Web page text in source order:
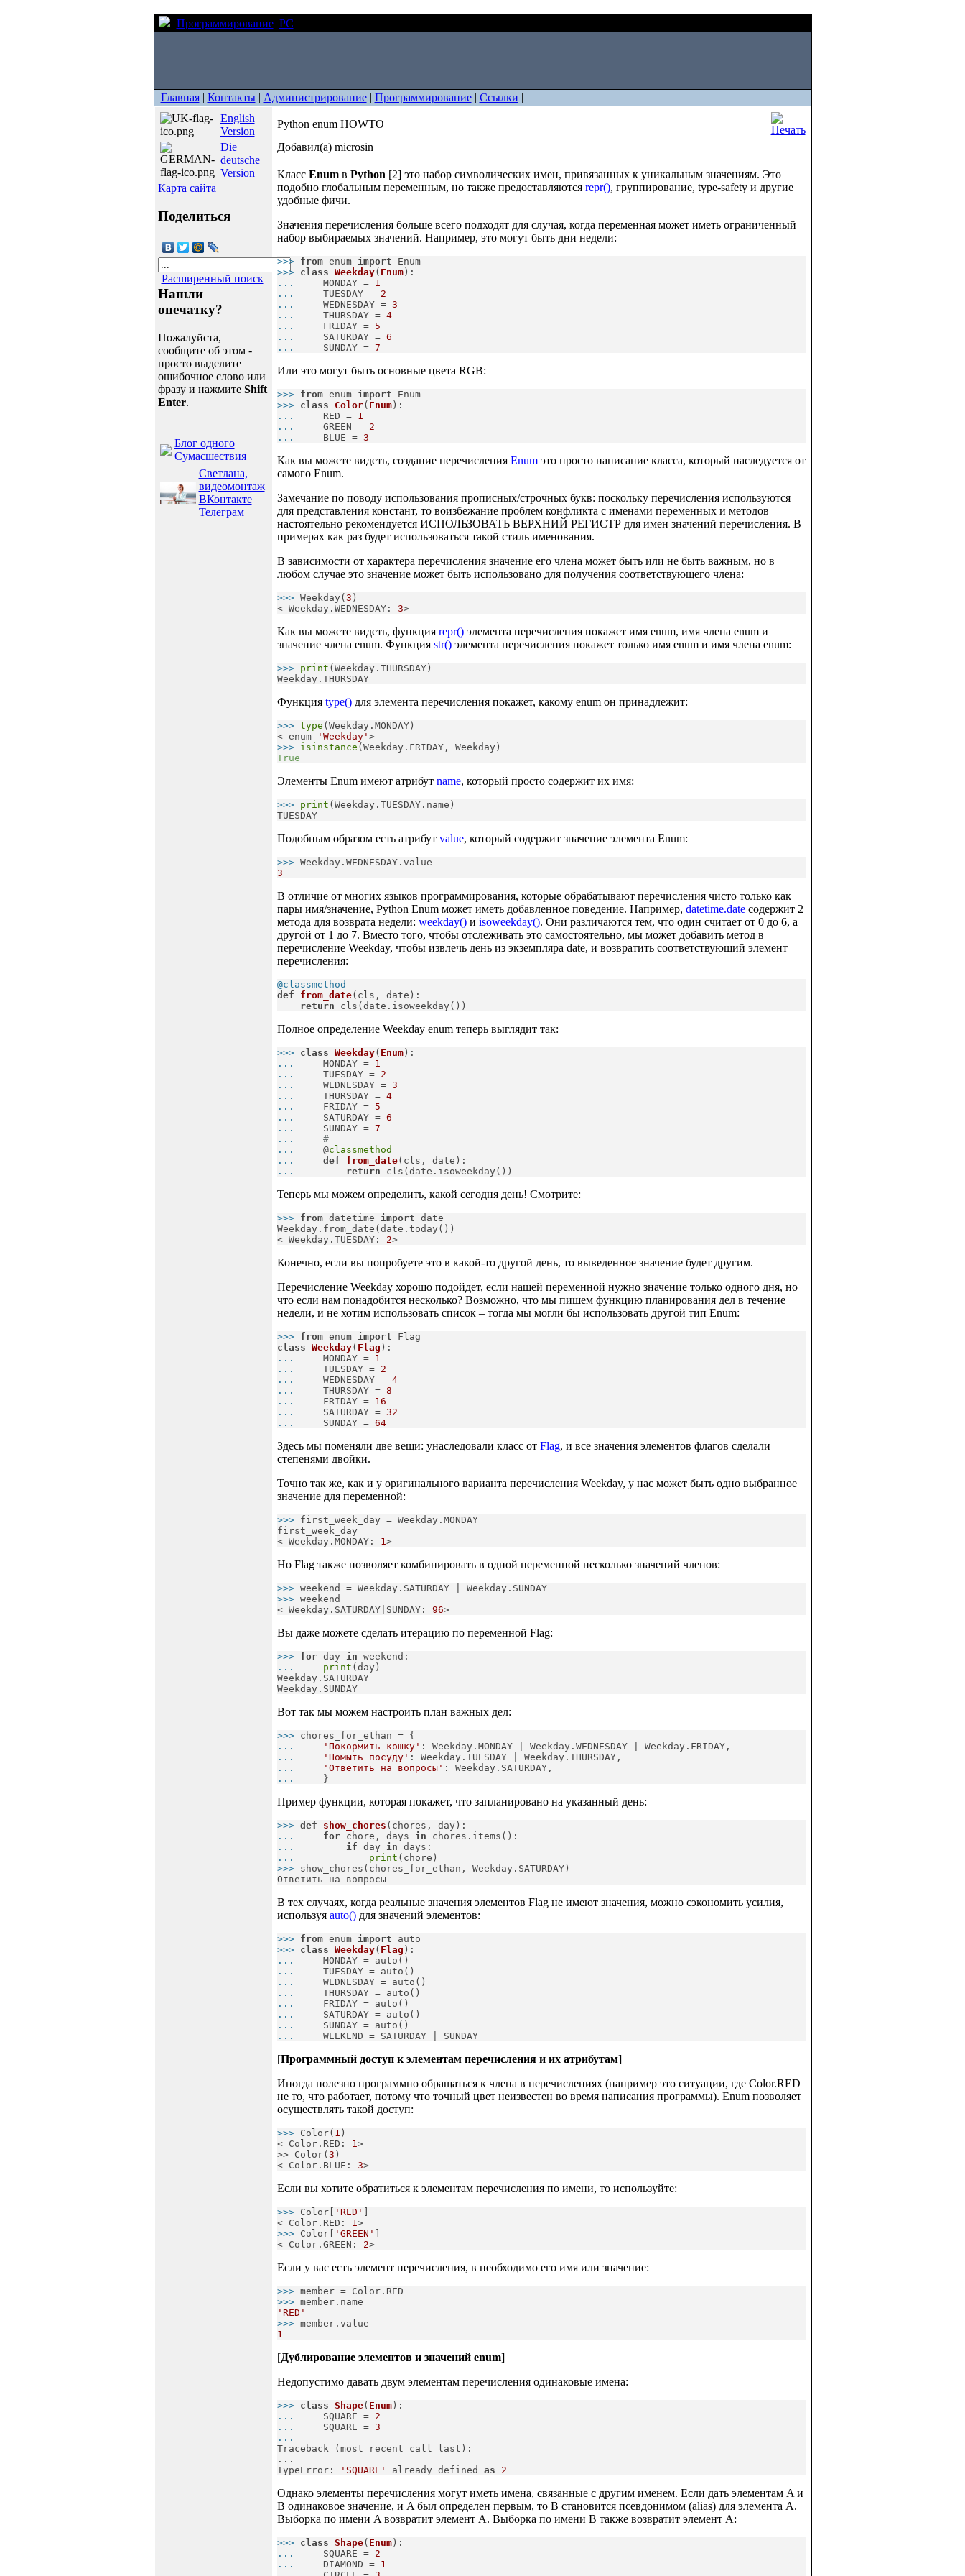
Программирование PC
| Главная| Контакты| Администрирование| Программирование| Ссылки |
English
Version
Die
deutsche
Version
Карта сайта
Поделиться
Расширенный поиск
Нашли
опечатку?
Пожалуйста,
сообщите об этом -
просто выделите
ошибочное слово или
фразу и нажмите Shift
Enter.
Блог одного
Сумасшествия
Светлана,
видеомонтаж
ВКонтакте
Телеграм
Python enum HOWTO
Добавил(а) microsin
Класс Enumв Python [2] это набор символических имен, привязанных к уникальным значениям. Это
подобно глобальным переменным, но также предоставляются repr(), группирование, type-safety и другие
удобные фичи.
Значения перечисления больше всего подходят для случая, когда переменная может иметь ограниченный
набор выбираемых значений. Например, это могут быть дни недели:
>>> from enum import Enum
>>> class Weekday( Enum):
...
    MONDAY =
1
...
    TUESDAY =
2
...
    WEDNESDAY =
3
...
    THURSDAY =
4
...
    FRIDAY =
5
...
    SATURDAY =
6
...
    SUNDAY =
7
Или это могут быть основные цвета RGB:
>>> from enum import Enum
>>> class Color( Enum):
...
    RED =
1
...
    GREEN =
2
...
    BLUE =
3
Как вы можете видеть, создание перечисления Enumэто просто написание класса, который наследуется от
самого Enum.
Замечание по поводу использования прописных/строчных букв: поскольку перечисления используются
для представления констант, то воизбежание проблем конфликта с именами переменных и методов
настоятельно рекомендуется ИСПОЛЬЗОВАТЬ ВЕРХНИЙ РЕГИСТР для имен значений перечисления. В
примерах как раз будет использоваться такой стиль именования.
В зависимости от характера перечисления значение его члена может быть или не быть важным, но в
любом случае это значение может быть использовано для получения соответствующего члена:
>>> Weekday( 3 )
< Weekday.WEDNESDAY: 3>
Как вы можете видеть, функция repr()элемента перечисления покажет имя enum, имя члена enum и
значение члена enum. Функция str()элемента перечисления покажет только имя enum и имя члена enum:
>>> print (Weekday.THURSDAY)
Weekday.THURSDAY
Функция type()для элемента перечисления покажет, какому enum он принадлежит:
>>> type (Weekday.MONDAY)
< enum
'Weekday' >
>>> isinstance (Weekday.FRIDAY, Weekday)
True
Элементы Enum имеют атрибут name, который просто содержит их имя:
>>> print (Weekday.TUESDAY.name)
TUESDAY
Подобным образом есть атрибут value, который содержит значение элемента Enum:
>>> Weekday.WEDNESDAY.value
3
В отличие от многих языков программирования, которые обрабатывают перечисления чисто только как
пары имя/значение, Python Enum может иметь добавленное поведение. Например, datetime.dateсодержит 2
метода для возврата недели: weekday()и isoweekday(). Они различаются тем, что один считает от 0 до 6, а
другой от 1 до 7. Вместо того, чтобы отслеживать это самостоятельно, мы может добавить метод в
перечисление Weekday, чтобы извлечь день из экземпляра date, и возвратить соответствующий элемент
перечисления:
@classmethod
def
from_date( cls, date ):
return cls(date.isoweekday())
Полное определение Weekday enum теперь выглядит так:
>>> class Weekday( Enum):
...
    MONDAY =
1
...
    TUESDAY =
2
...
    WEDNESDAY =
3
...
    THURSDAY =
4
...
    FRIDAY =
5
...
    SATURDAY =
6
...
    SUNDAY =
7
...
#
...
    @
classmethod
...
def from_date( cls, date ):
...
return cls(date.isoweekday())
Теперь мы можем определить, какой сегодня день! Смотрите:
>>> from datetime import date
Weekday.from_date(date.today())
< Weekday.TUESDAY: 2>
Конечно, если вы попробуете это в какой-то другой день, то выведенное значение будет другим.
Перечисление Weekday хорошо подойдет, если нашей переменной нужно значение только одного дня, но
что если нам понадобится несколько? Возможно, что мы пишем функцию планирования дел в течение
недели, и не хотим использовать список – тогда мы могли бы использовать другой тип Enum:
>>> from enum import Flag
class Weekday( Flag ):
...
    MONDAY =
1
...
    TUESDAY =
2
...
    WEDNESDAY =
4
...
    THURSDAY =
8
...
    FRIDAY =
16
...
    SATURDAY =
32
...
    SUNDAY =
64
Здесь мы поменяли две вещи: унаследовали класс от Flag, и все значения элементов флагов сделали
степенями двойки.
Точно так же, как и у оригинального варианта перечисления Weekday, у нас может быть одно выбранное
значение для переменной:
>>> first_week_day = Weekday.MONDAY
first_week_day
< Weekday.MONDAY: 1>
Но Flag также позволяет комбинировать в одной переменной несколько значений членов:
>>> weekend = Weekday.SATURDAY | Weekday.SUNDAY
>>> weekend
< Weekday.SATURDAY|SUNDAY: 96>
Вы даже можете сделать итерацию по переменной Flag:
>>> for day in weekend:
...
print (day)
Weekday.SATURDAY
Weekday.SUNDAY
Вот так мы можем настроить план важных дел:
>>> chores_for_ethan = {
...
'Покормить кошку' : Weekday.MONDAY | Weekday.WEDNESDAY | Weekday.FRIDAY,
...
'Помыть посуду' : Weekday.TUESDAY | Weekday.THURSDAY,
...
'Ответить на вопросы' : Weekday.SATURDAY,
...
    }
Пример функции, которая покажет, что запланировано на указанный день:
>>> def show_chores ( chores, day ):
...
for chore, days in chores.items():
...
if day in days:
...
print (chore)
>>> show_chores(chores_for_ethan, Weekday.SATURDAY)
Ответить на вопросы
В тех случаях, когда реальные значения элементов Flag не имеют значения, можно сэкономить усилия,
используя auto()для значений элементов:
>>> from enum import auto
>>> class Weekday( Flag ):
...
    MONDAY = auto()
...
    TUESDAY = auto()
...
    WEDNESDAY = auto()
...
    THURSDAY = auto()
...
    FRIDAY = auto()
...
    SATURDAY = auto()
...
    SUNDAY = auto()
...
    WEEKEND = SATURDAY | SUNDAY
[Программный доступ к элементам перечисления и их атрибутам]
Иногда полезно программно обращаться к члена в перечислениях (например это ситуации, где Color.RED
не то, что работает, потому что точный цвет неизвестен во время написания программы). Enum позволяет
осуществлять такой доступ:
>>> Color( 1 )
< Color.RED: 1>
>> Color( 3 )
< Color.BLUE: 3>
Если вы хотите обратиться к элементам перечисления по имени, то используйте:
>>> Color[ 'RED'
< Color.RED: 1>
>>> Color[ 'GREEN'
< Color.GREEN: 2>
Если у вас есть элемент перечисления, в необходимо его имя или значение:
>>> member = Color.RED
>>> member.name
'RED'
>>> member.value
1
[Дублирование элементов и значений enum]
Недопустимо давать двум элементам перечисления одинаковые имена:
>>> class Shape( Enum):
...
    SQUARE =
2
...
    SQUARE =
3
...
Traceback (most recent call last):
...
TypeError:
'SQUARE' already defined as 2
Однако элементы перечисления могут иметь имена, связанные с другим именем. Если дать элементам A и
B одинаковое значение, и A был определен первым, то B становится псевдонимом (alias) для элемента A.
Выборка по имени A возвратит элемент A. Выборка по имени B также возвратит элемент A:
>>> class Shape( Enum):
...
    SQUARE =
2
...
    DIAMOND =
1